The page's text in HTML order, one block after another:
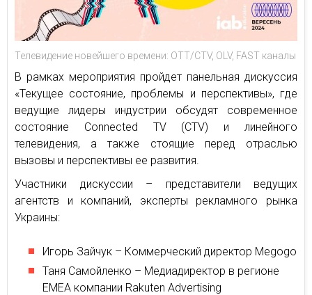
Телевидение новейшего времени: OTT/CTV, OLV, FAST каналы
В рамках мероприятия пройдет панельная дискуссия
«Текущее состояние, проблемы и перспективы», где
ведущие лидеры индустрии обсудят современное
состояние Connected TV (CTV) и линейного
телевидения, а также стоящие перед отраслью
вызовы и перспективы ее развития.
Участники дискуссии – представители ведущих
агентств и компаний, эксперты рекламного рынка
Украины:
Игорь Зайчук – Коммерческий директор Megogo
Таня Самойленко – Медиадиректор в регионе
EMEA компании Rakuten Advertising